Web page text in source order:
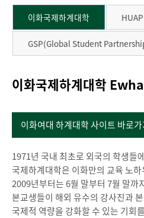
이화국제하계대학
GSP(Global Student
이화국제하계대학
이화여대 하계대학 사이트 바로가
1971년 국내 최초로 외국의 학생들
국제하계대학은 이화만의 교육 노
2009년부터는 6월 말부터 7월 말까
본교생들이 해외 유수의 강사진과
국제적 역량을 강화할 수 있는 기회